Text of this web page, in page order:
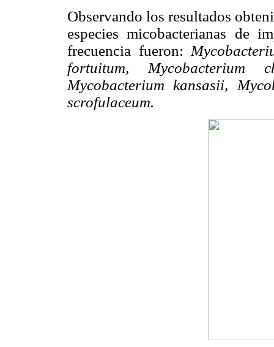
Observando los resultados
especies micobacterianas de
frecuencia fueron:
fortuitum, Mycobacterium
Mycobacterium kansasii,
scrofulaceum.